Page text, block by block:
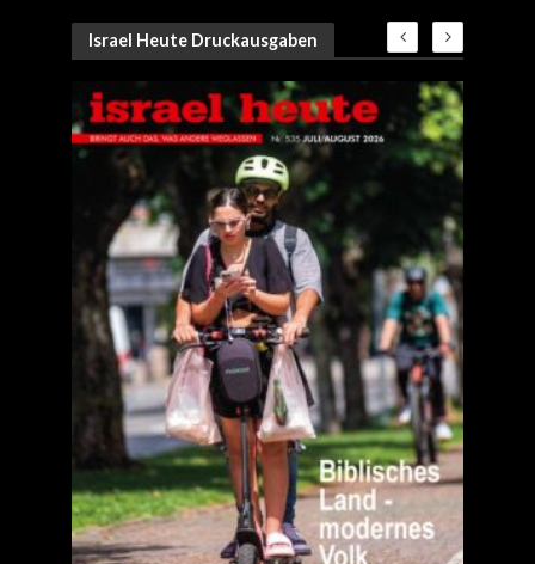
Israel Heute Druckausgaben